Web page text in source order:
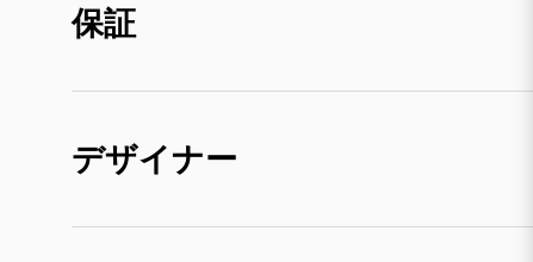
保証
デザイナー